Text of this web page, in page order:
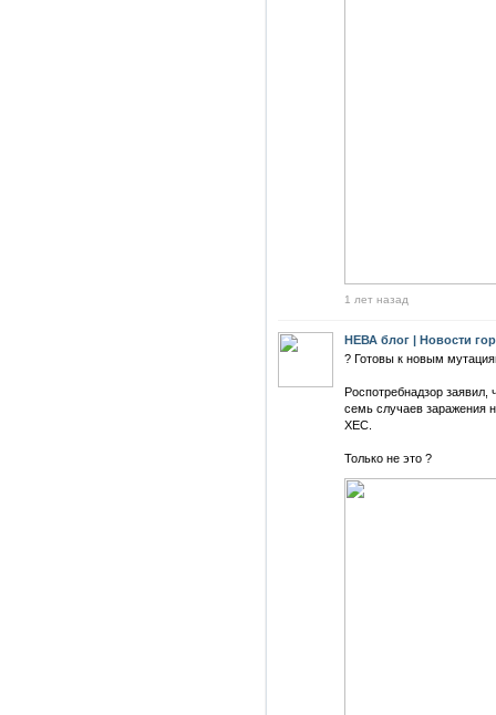
1 лет назад
НЕВА блог | Новости
? Готовы к новым
Роспотребнадзор заявил,
семь случаев заражения
ХЕС.
Только не это ?